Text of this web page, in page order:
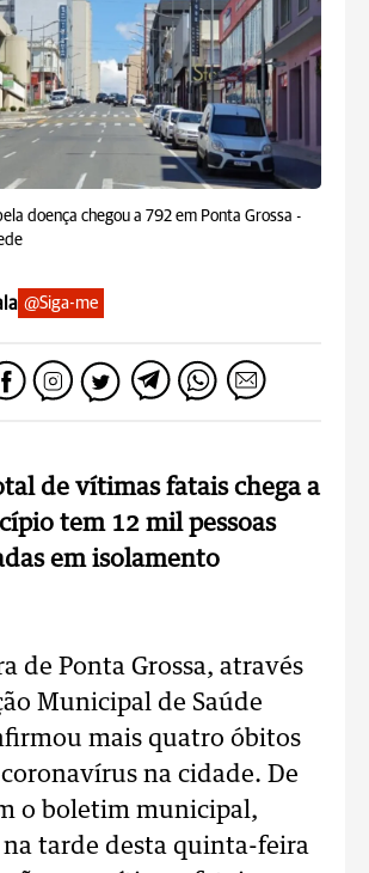
doença chegou a 792 em Ponta Grossa -
@Siga-me
de vítimas fatais chega a
tem 12 mil pessoas
em isolamento
de Ponta Grossa, através
Municipal de Saúde
mais quatro óbitos
na cidade. De
o boletim municipal,
tarde desta quinta-feira